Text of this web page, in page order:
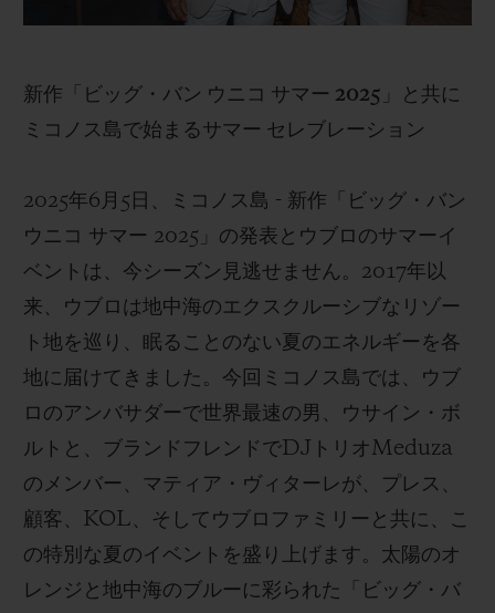
新作「ビッグ・バン ウニコ サマー 2025」と共に
ミコノス島で始まるサマー セレブレーション
2025年6月5日、ミコノス島 - 新作「ビッグ・バン
ウニコ サマー 2025」の発表とウブロのサマーイ
ベントは、今シーズン見逃せません。2017年以
来、ウブロは地中海のエクスクルーシブなリゾー
ト地を巡り、眠ることのない夏のエネルギーを各
地に届けてきました。今回ミコノス島では、ウブ
ロのアンバサダーで世界最速の男、ウサイン・ボ
ルトと、ブランドフレンドでDJトリオMeduza
のメンバー、マティア・ヴィターレが、プレス、
顧客、KOL、そしてウブロファミリーと共に、こ
の特別な夏のイベントを盛り上げます。太陽のオ
レンジと地中海のブルーに彩られた「ビッグ・バ
配送日数
安全な決済
ギフトポーチ
お問い合わせ